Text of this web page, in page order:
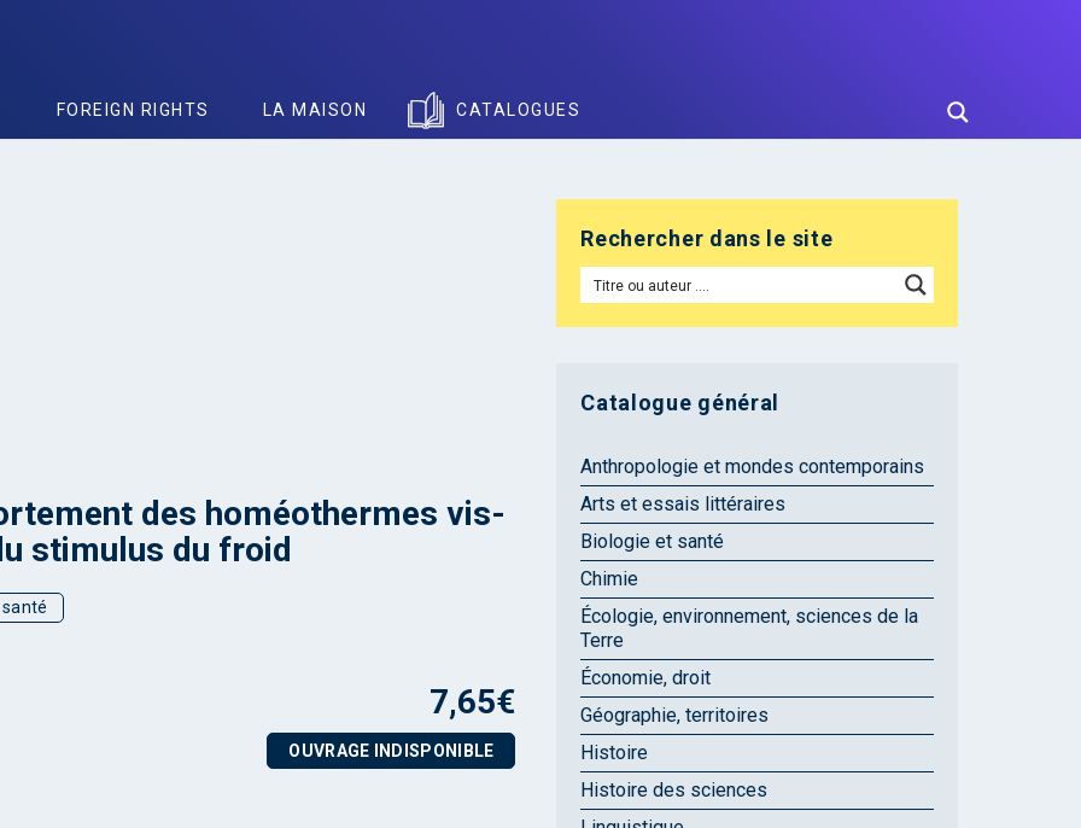
FOREIGN RIGHTS LA MAISON CATALOGUES
des homéothermes vis-
stimulus du froid
7,65€
OUVRAGE INDISPONIBLE
Rechercher dans le site
Catalogue général
Anthropologie et mondes contemporains
Arts et essais littéraires
Biologie et santé
Chimie
Écologie, environnement, sciences de la
Terre
Économie, droit
Géographie, territoires
Histoire
Histoire des sciences